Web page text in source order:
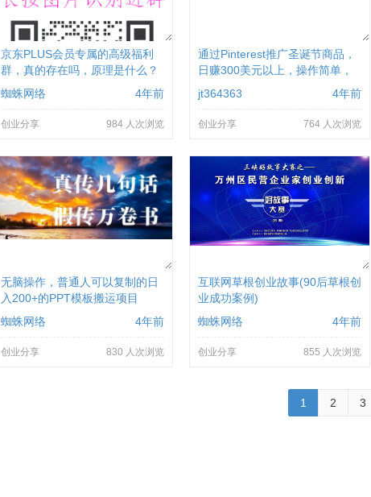
京东PLUS会员专属的高级福利
群，真的存在吗，原理是什么？
蜘蛛网络
4年前
创业分享 984 人次浏览
通过Pinterest推广圣诞节商品，
日赚300美元以上，操作简单，
jt364363 4年前
创业分享 764 人次浏览
无脑操作，普通人可以复制的日
入200+的PPT模板搬运项目
蜘蛛网络
4年前
创业分享 830 人次浏览
互联网草根创业故事(90后草根创
业成功案例)
蜘蛛网络
4年前
创业分享 855 人次浏览
1 2 3